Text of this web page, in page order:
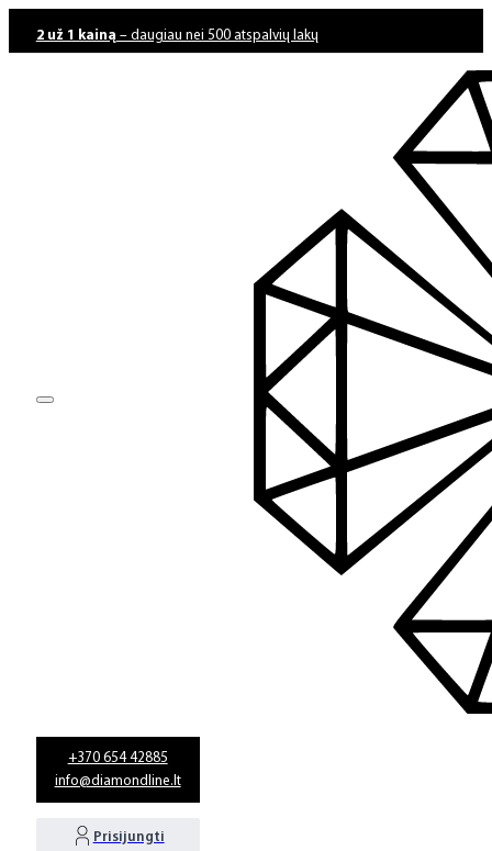
2 už 1 kainą – daugiau nei 500 atspalvių lakų
+370 654 42885
info@diamondline.lt
Prisijungti